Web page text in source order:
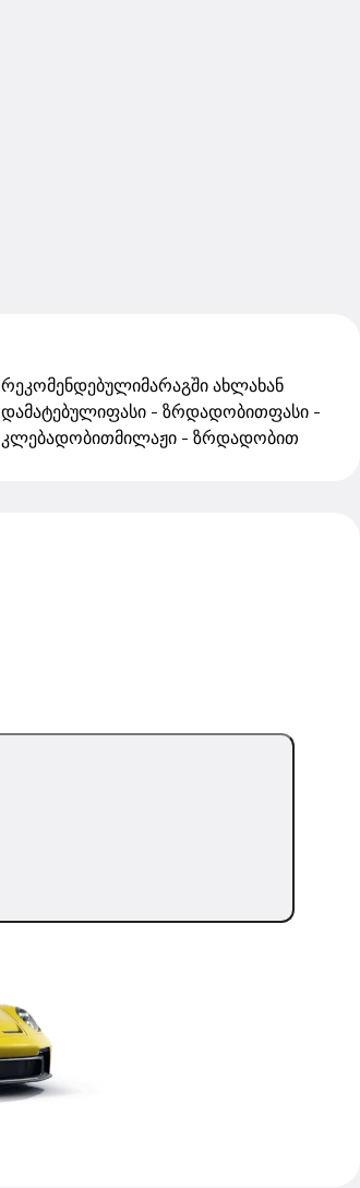
რეკომენდებულიმარაგში ახლახან
დამატებულიფასი - ზრდადობითფასი -
კლებადობითმილაჟი - ზრდადობით